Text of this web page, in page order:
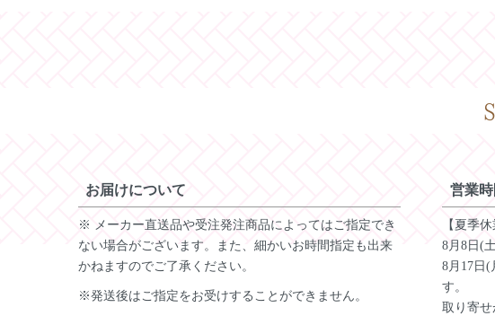
お届けについて
※ メーカー直送品や受注発注商品によってはご指定でき
ない場合がございます。また、細かいお時間指定も出来
かねますのでご了承ください。
※発送後はご指定をお受けすることができません。
営業
【夏季
8月8日(
8月17日
す。
取り寄